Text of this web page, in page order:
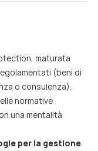
maturata
(beni di
o consulenza).
normative
una mentalità
per la gestione